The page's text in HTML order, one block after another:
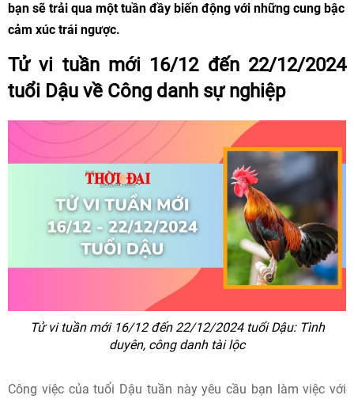
bạn sẽ trải qua một tuần đầy biến động với những cung bậc
cảm xúc trái ngược.
Tử vi tuần mới 16/12 đến 22/12/2024
tuổi Dậu về Công danh sự nghiệp
Tử vi tuần mới 16/12 đến 22/12/2024 tuổi Dậu: Tình
duyên, công danh tài lộc
Công việc của tuổi Dậu tuần này yêu cầu bạn làm việc với